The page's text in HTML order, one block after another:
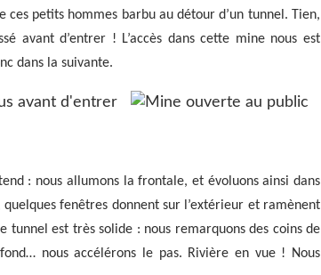
ces petits hommes barbu au détour d’un tunnel. Tien,
avant d’entrer ! L’accès dans cette mine nous est
dans la suivante.
: nous allumons la frontale, et évoluons ainsi dans
fenêtres donnent sur l’extérieur et ramènent
tunnel est très solide : nous remarquons des coins de
nous accélérons le pas. Rivière en vue ! Nous